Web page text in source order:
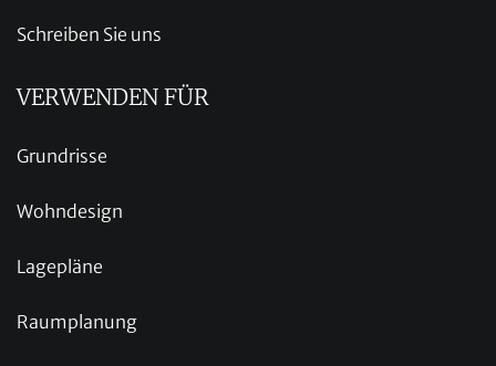
Schreiben Sie uns
VERWENDEN FÜR
Grundrisse
Wohndesign
Lagepläne
Raumplanung